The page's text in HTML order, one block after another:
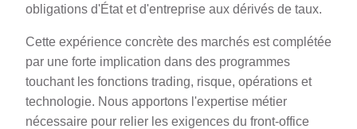
obligations d'État et d'entreprise aux dérivés de taux.
Cette expérience concrète des marchés est complétée
par une forte implication dans des programmes
touchant les fonctions trading, risque, opérations et
technologie. Nous apportons l'expertise métier
nécessaire pour relier les exigences du front-office